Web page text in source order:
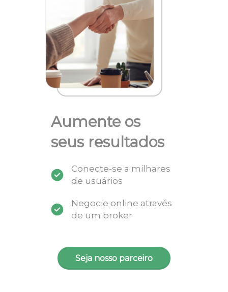
Aumente os
seus resultados
Conecte-se a milhares
de usuários
Negocie online através
de um broker
Seja nosso parceiro